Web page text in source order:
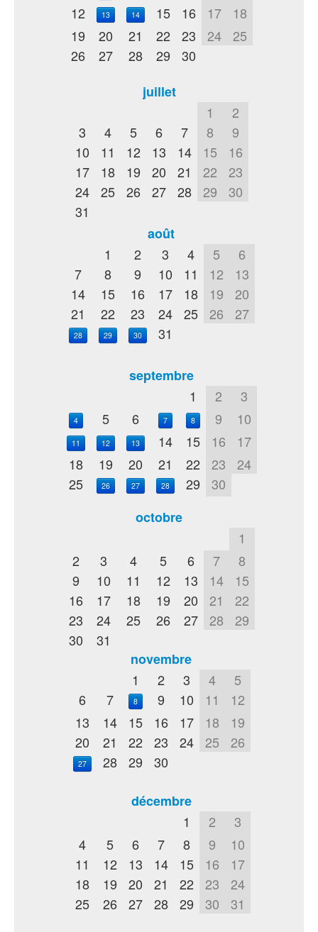
12
13 14 15 16 17
18
19
20 21 22 23 24
25
26
27 28 29
30
juillet
1
2
3
4 5 6 7 8
9
10
11 12 13 14 15
16
17
18 19 20 21 22
23
24
25 26 27 28 29
30
31
août
1
2 3 4 5
6
7
8 9 10 11 12
13
14
15 16 17 18 19
20
21
22 23 24 25 26 27
28 29 30 31
septembre
1
2 3
4 5 6 7 8 9 10
11 12 13 14 15 16
17
18
19 20 21 22 23
24
25
26 27 28 29
30
octobre
1
2
3 4 5 6 7
8
9
10 11 12 13 14
15
16
17 18 19 20 21
22
23
24 25 26 27 28
29
30
31
novembre
1
2 3 4
5
6
7 8 9 10 11
12
13
14 15 16 17 18
19
20
21 22 23 24 25 26
27 28 29 30
décembre
1
2
3
4
5 6 7 8 9
10
11
12 13 14 15 16
17
18
19 20 21 22 23
24
25
26 27 28 29 30 31